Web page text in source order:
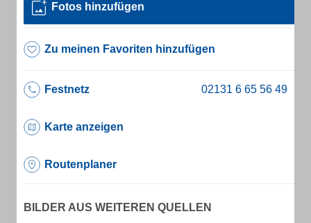
Fotos hinzufügen
Zu meinen Favoriten hinzufügen
Festnetz
Karte anzeigen
Routenplaner
BILDER AUS WEITEREN QUELLEN